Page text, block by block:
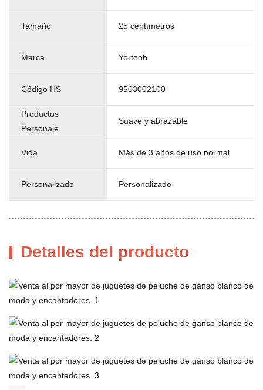
Tamaño 25 centímetros
Marca Yortoob
Código HS 9503002100
Productos
Personaje
Suave y abrazable
Vida Más de 3 años de uso normal
Personalizado Personalizado
Detalles del producto